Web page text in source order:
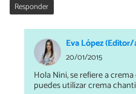
Responder
Eva López
20/01/2015
Hola Nini, se refiere a
puedes utilizar crema